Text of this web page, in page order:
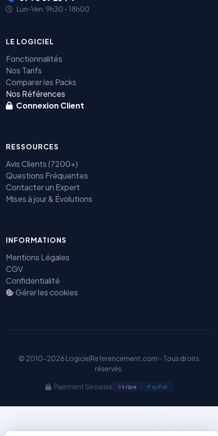
Lun-Ven: 9h30 - 18h00
LE LOGICIEL
Fonctionnalités
Nos Tarifs
Comparer les Packs
Nos Références
Connexion Client
RESSOURCES
Avis Clients (7200+)
Questions Fréquentes
Contacter un Expert
Mises à jour & Évolutions
INFORMATIONS
Mentions Légales
CGV
Confidentialité
Gérer les cookies
© 2010-2026 LogicielReferencement.com - Tous droits
réservés.
Paiement Sécurisé Stripe PayPal